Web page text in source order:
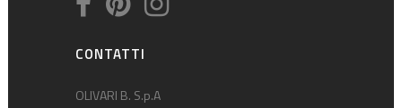
CONTATTI
OLIVARI B. S.p.A